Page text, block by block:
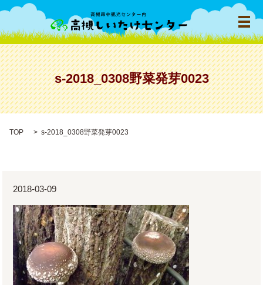
メ
s-2018_0308野菜発芽0023
TOP s-2018_0308野菜発芽0023
2018-03-09